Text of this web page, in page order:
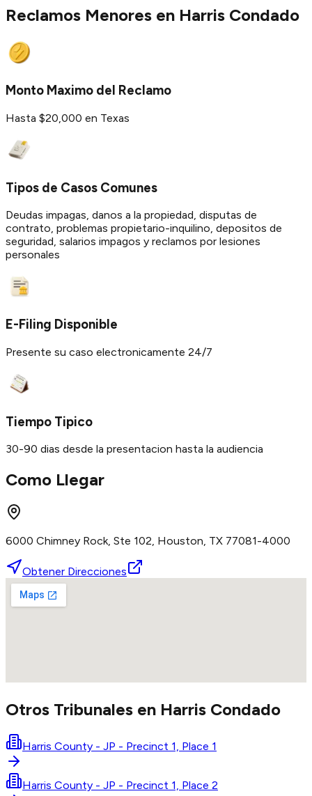
Reclamos Menores en Harris Condado
Monto Maximo del Reclamo
Hasta $20,000 en Texas
Tipos de Casos Comunes
Deudas impagas, danos a la propiedad, disputas de
contrato, problemas propietario-inquilino, depositos de
seguridad, salarios impagos y reclamos por lesiones
personales
E-Filing Disponible
Presente su caso electronicamente 24/7
Tiempo Tipico
30-90 dias desde la presentacion hasta la audiencia
Como Llegar
6000 Chimney Rock, Ste 102, Houston, TX 77081-4000
Obtener Direcciones
Otros Tribunales en Harris Condado
Harris County - JP - Precinct 1, Place 1
Harris County - JP - Precinct 1, Place 2